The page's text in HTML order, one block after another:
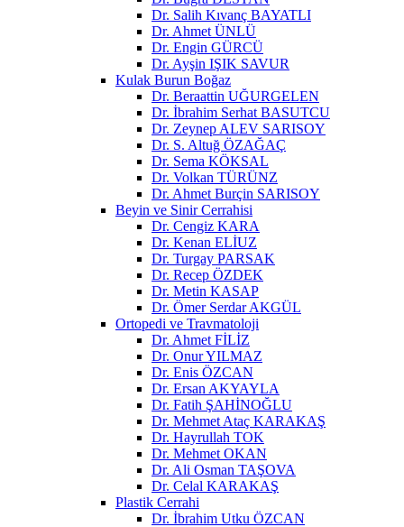
Dr. Salih Kıvanç BAYATLI
Dr. Ahmet ÜNLÜ
Dr. Engin GÜRCÜ
Dr. Ayşin IŞIK SAVUR
Kulak Burun Boğaz
Dr. Beraattin UĞURGELEN
Dr. İbrahim Serhat BASUTCU
Dr. Zeynep ALEV SARISOY
Dr. S. Altuğ ÖZAĞAÇ
Dr. Sema KÖKSAL
Dr. Volkan TÜRÜNZ
Dr. Ahmet Burçin SARISOY
Beyin ve Sinir Cerrahisi
Dr. Cengiz KARA
Dr. Kenan ELİUZ
Dr. Turgay PARSAK
Dr. Recep ÖZDEK
Dr. Metin KASAP
Dr. Ömer Serdar AKGÜL
Ortopedi ve Travmatoloji
Dr. Ahmet FİLİZ
Dr. Onur YILMAZ
Dr. Enis ÖZCAN
Dr. Ersan AKYAYLA
Dr. Fatih ŞAHİNOĞLU
Dr. Mehmet Ataç KARAKAŞ
Dr. Hayrullah TOK
Dr. Mehmet OKAN
Dr. Ali Osman TAŞOVA
Dr. Celal KARAKAŞ
Plastik Cerrahi
Dr. İbrahim Utku ÖZCAN